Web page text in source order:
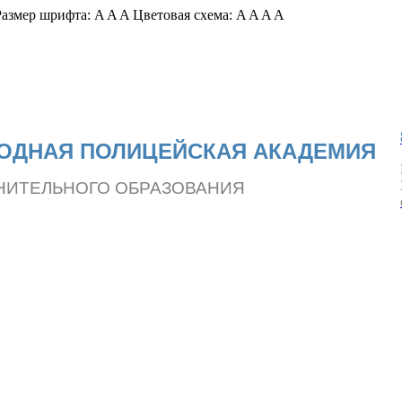
шрифта: A A A Цветовая схема: A A A A
ПОЛИЦЕЙСКАЯ АКАДЕМИЯ
ОБРАЗОВАНИЯ